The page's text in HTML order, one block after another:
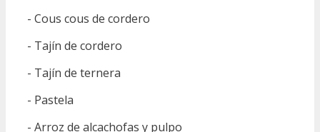
- Cous cous de cordero
- Tajín de cordero
- Tajín de ternera
- Pastela
- Arroz de alcachofas y pulpo